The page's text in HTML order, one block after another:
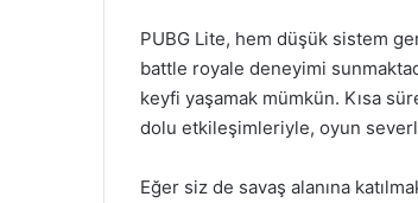
PUBG Lite, hem düşük sistem
battle royale deneyimi
keyfi yaşamak mümkün. Kısa
dolu etkileşimleriyle, oyun
Eğer siz de savaş alanına